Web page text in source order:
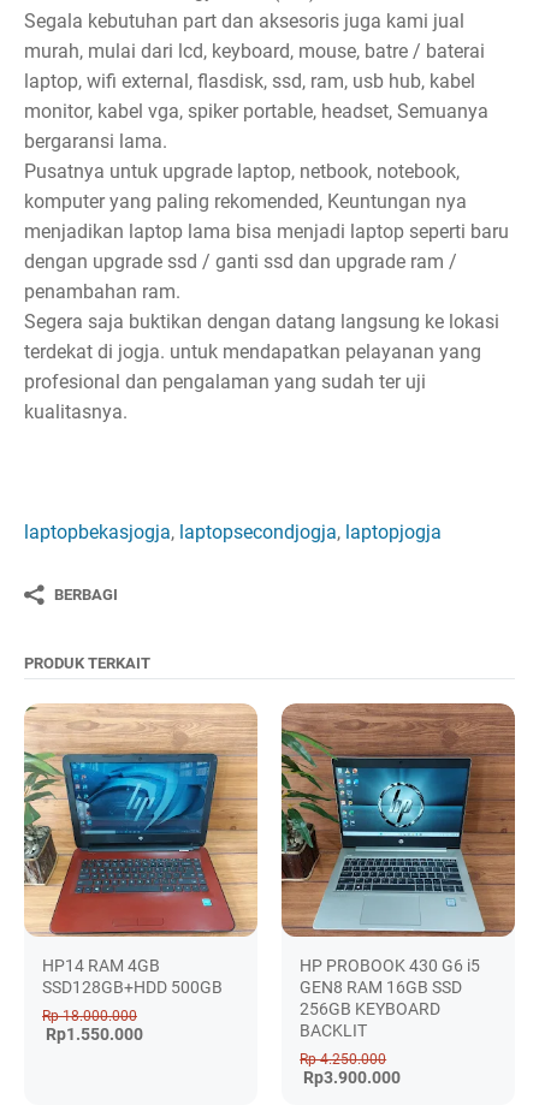
Segala kebutuhan part dan aksesoris juga kami jual
murah, mulai dari lcd, keyboard, mouse, batre / baterai
laptop, wifi external, flasdisk, ssd, ram, usb hub, kabel
monitor, kabel vga, spiker portable, headset, Semuanya
bergaransi lama.
Pusatnya untuk upgrade laptop, netbook, notebook,
komputer yang paling rekomended, Keuntungan nya
menjadikan laptop lama bisa menjadi laptop seperti baru
dengan upgrade ssd / ganti ssd dan upgrade ram /
penambahan ram.
Segera saja buktikan dengan datang langsung ke lokasi
terdekat di jogja. untuk mendapatkan pelayanan yang
profesional dan pengalaman yang sudah ter uji
kualitasnya.
laptopbekasjogja, laptopsecondjogja, laptopjogja
BERBAGI
PRODUK TERKAIT
HP14 RAM 4GB
SSD128GB+HDD 500GB
Rp 18.000.000
Rp1.550.000
HP PROBOOK 430 G6 i5
GEN8 RAM 16GB SSD
256GB KEYBOARD
BACKLIT
Rp 4.250.000
Rp3.900.000